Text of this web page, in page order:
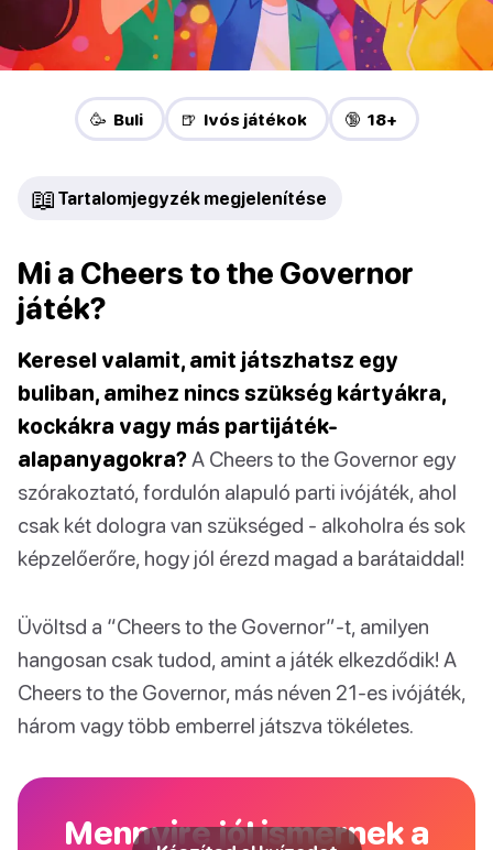
🥳 Buli 🍺 Ivós játékok 🔞 18+
📖 Tartalomjegyzék megjelenítése
Mi a Cheers to the Governor
játék?
Keresel valamit, amit játszhatsz egy
buliban, amihez nincs szükség kártyákra,
kockákra vagy más partijáték-
alapanyagokra?A Cheers to the Governor egy
szórakoztató, fordulón alapuló parti ivójáték, ahol
csak két dologra van szükséged - alkoholra és sok
képzelőerőre, hogy jól érezd magad a barátaiddal!
Üvöltsd a “Cheers to the Governor”-t, amilyen
hangosan csak tudod, amint a játék elkezdődik! A
Cheers to the Governor, más néven 21-es ivójáték,
három vagy több emberrel játszva tökéletes.
Mennyire jól ismernek a